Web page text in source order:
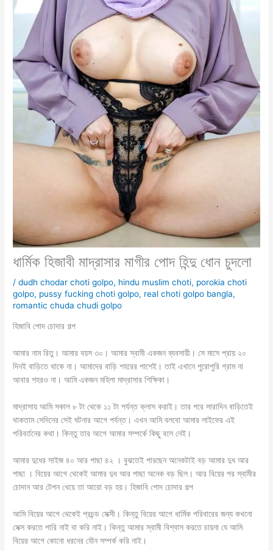
ধার্মিক হিজাবী মাদ্রাসার মাগীর পোদ হিন্দু ধোন চুদলো
/dudh chodar choti golpo, hindu muslim choti, porokia choti
golpo, pussy fucking choti golpo, real choti golpo bangla,
romantic chuda chudi golpo
হিজাবি পোদ চোদার গল্প
আমার নাম রিতু। আমার বয়স ৩০। আমার স্বামী একজন ব্যবসায়ী। সে মাসে প্রায় ২০
দিনই বাড়িতে থাকে না। আমাদের বাড়ি শহরের পাশেই। তাই এখানে পুরোপুরি গ্রাম না
আবার শহরও না। আমি একজন মহিলা মাদ্রাসার শিক্ষিকা।
মাদ্রাসায় আমি সকাল ৮ টা থেকে ১১ টা পর্যন্ত ক্লাস করাই। তার পরে সারাদিন বাড়িতেই
থাকতাম সেদিনের সেই ঘটনার আগে পর্যন্ত। এখন আমি বলবো আমার লাইফের এই
পরিবর্তনের কথা। কিন্তু তার আগে আমার সম্পর্কে কিছু বলে নেই।
আমার দুধের সাইজ ৪০ আর পাছা ৪২ । বুঝতেই পারছেন অনেকটাই বড় আমার দুধ আর
পাছা । বিয়ের আগে থেকেই আমার দুধ আর পাছা অনেক বড় ছিল। আর বিয়ের পর স্বামীর
চোদান আর টেপন খেয়ে তা আরো বড় হয়। হিজাবি পোদ চোদার গল্প
আমি বিয়ের আগে থেকেই প্রচন্ড সেক্সী। কিন্তু বিয়ের আগে ধার্মিক পরিবারের জন্য কখনো
সেক্স করতে পারি নাই বা করি নাই। কিন্তু আমার স্বামী বিশ্বাস করতে চায়না যে আমি
বিয়ের আগে কোনো ধরনের যৌন সম্পর্ক করি নাই।